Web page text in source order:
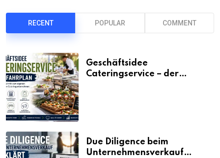
RECENT POPULAR COMMENT
Geschäftsidee
Cateringservice – der
Due Diligence beim
Unternehmensverkauf